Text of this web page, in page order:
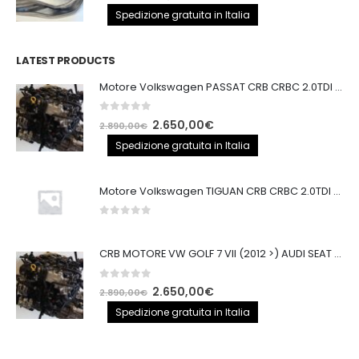
prezzo
originale
prezzo
attuale
Spedizione gratuita in Italia
LATEST PRODUCTS
Motore Volkswagen PASSAT CRB CRBC 2.0TDI 150CV
out of 5
2.890,00€ Il
prezzo
originale
2.890,00€.
2.650,00€Il
prezzo
attuale
2.650,00€.
Spedizione gratuita in Italia
Motore Volkswagen TIGUAN CRB CRBC 2.0TDI 150CV EURO6
CRB MOTORE VW GOLF 7 VII (2012 >) AUDI SEAT 2.0TDI 150CV CRB IMPIANTO BOSCH
out of 5
2.890,00€ Il
prezzo
originale
2.650,00€Il
prezzo
attuale
Spedizione gratuita in Italia